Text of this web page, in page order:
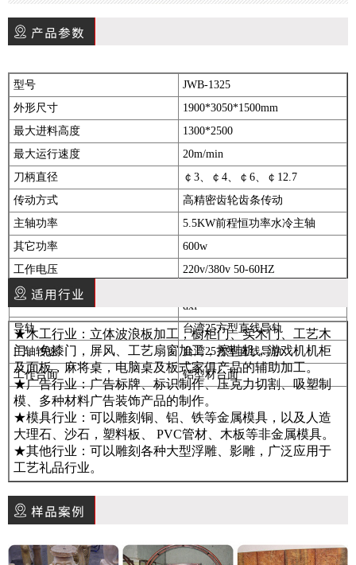
型号
JWB-1325
外形尺寸
1900*3050*1500mm
最大进料高度
1300*2500
最大运行速度
20m/min
刀柄直径
￠3、￠4、￠6、￠12.7
传动方式
高精密齿轮齿条传动
主轴功率
5.5KW前程恒功率水冷主轴
其它功率
600w
工作电压
220v/380v 50-60HZ
雕刻指令
dxf
导轨
台湾25方型直线导轨
主轴转速
台湾25方型直线导轨
工作台面
铝型材台面
★木工行业：立体波浪板加工，橱柜门、实木门、工艺木
门、免漆门，屏风、工艺扇窗加工，擦鞋机，游戏机机柜
及面板，麻将桌，电脑桌及板式家俱产品的辅助加工。
★广告行业：广告标牌、标识制作、压克力切割、吸塑制
模、多种材料广告装饰产品的制作。
★模具行业：可以雕刻铜、铝、铁等金属模具，以及人造
大理石、沙石，塑料板、 PVC管材、木板等非金属模具。
★其他行业：可以雕刻各种大型浮雕、影雕，广泛应用于
工艺礼品行业。